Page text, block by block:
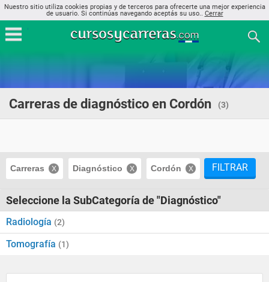
Nuestro sitio utiliza cookies propias y de terceros para ofrecerte una mejor experiencia
de usuario. Si continúas navegando aceptás su uso.. Cerrar
Carreras de diagnóstico en Cordón (3)
Carreras Diagnóstico Cordón FILTRAR
Seleccione la SubCategoría de "Diagnóstico"
Radiología (2)
Tomografía (1)